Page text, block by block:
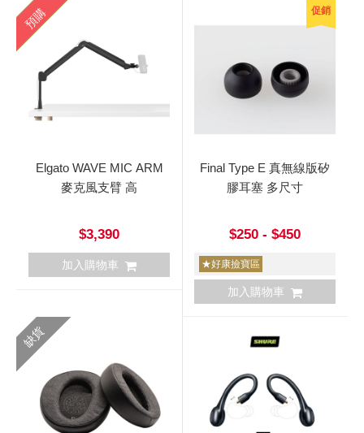
預購
Elgato WAVE MIC ARM
麥克風支臂 高
$3,390
加入購物車
促銷
Final Type E 真無線版矽
膠耳塞 多尺寸
$250 - $450
★好康撿寶區
加入購物車
缺貨